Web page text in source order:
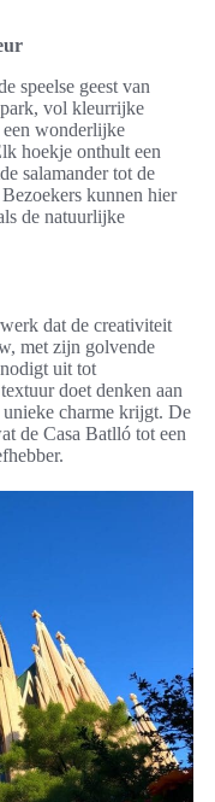
speelse geest van
vol kleurrijke
een wonderlijke
hoekje onthult een
salamander tot de
kunnen hier
de natuurlijke
dat de creativiteit
met zijn golvende
uit tot
doet denken aan
charme krijgt. De
de Casa Batlló tot een